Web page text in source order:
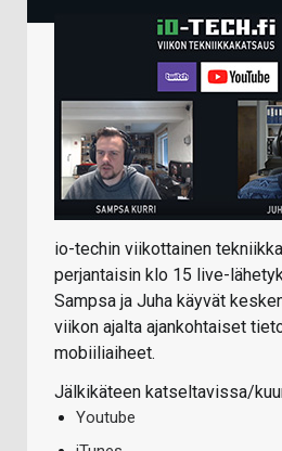
io-techin viikottainen
perjantaisin klo 15 live-
Sampsa ja Juha käyvät
viikon ajalta ajankohtaiset
mobiiliaiheet.
Jälkikäteen katseltavissa/
Youtube